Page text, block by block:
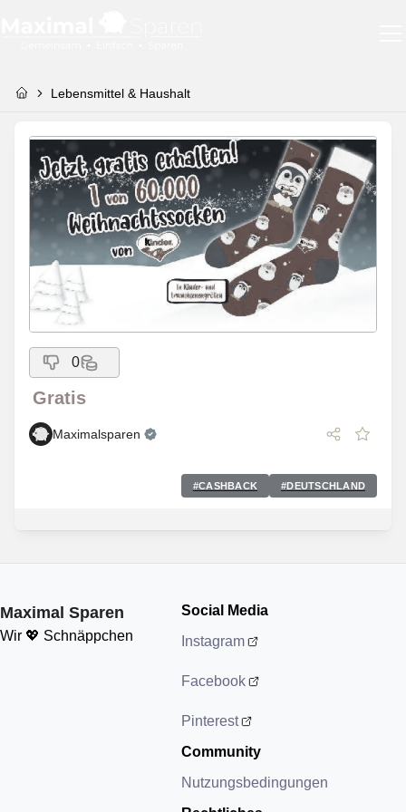
Lebensmittel & Haushalt
0
Gratis
Maximalsparen
#CASHBACK #DEUTSCHLAND
Maximal Sparen
Wir 💖 Schnäppchen
Social Media
Instagram
Facebook
Pinterest
Community
Nutzungsbedingungen